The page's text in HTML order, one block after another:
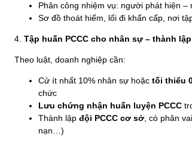
Phân công nhiệm vụ: người phát hiện
Sơ đồ thoát hiểm, lối đi khẩn cấp, nơi
4. Tập huấn PCCC cho nhân sự – thành
Theo luật, doanh nghiệp cần:
Cử ít nhất 10% nhân sự hoặc tối thiểu
chức
Lưu chứng nhận huấn luyện PCCC
Thành lập đội PCCC cơ sở, có phân
nạn…)